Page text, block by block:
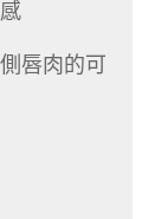
唇肉的可